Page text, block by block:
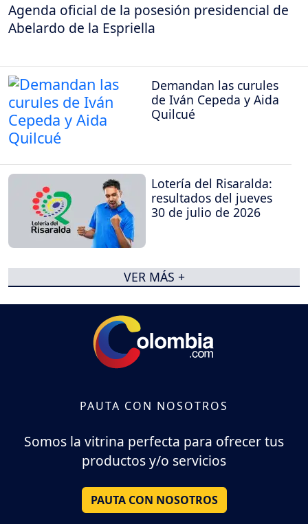
Agenda oficial de la posesión presidencial de
Abelardo de la Espriella
Demandan las curules
de Iván Cepeda y Aida
Quilcué
Lotería del Risaralda:
resultados del jueves
30 de julio de 2026
VER MÁS +
PAUTA CON NOSOTROS
Somos la vitrina perfecta para ofrecer tus
productos y/o servicios
PAUTA CON NOSOTROS